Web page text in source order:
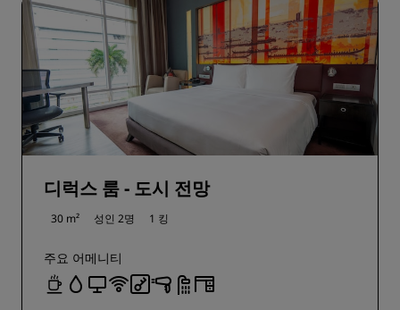
디럭스 룸 - 도시 전망
30 m² 성인 2명 1 킹
주요 어메니티